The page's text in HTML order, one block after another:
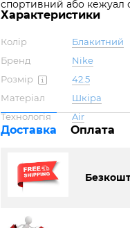
спортивний або кежуал
Характеристики
Колір
Блакитний
Бренд
Nike
Розмір
42.5
Матеріал
Шкіра
Технологія
Air
Доставка Оплата